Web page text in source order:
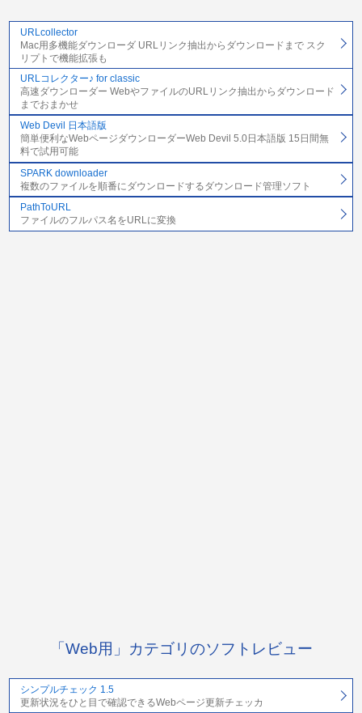
URLcollector
Mac用多機能ダウンローダ URLリンク抽出からダウンロードまで スク
リプトで機能拡張も
URLコレクター♪ for classic
高速ダウンローダー WebやファイルのURLリンク抽出からダウンロード
までおまかせ
Web Devil 日本語版
簡単便利なWebページダウンローダーWeb Devil 5.0日本語版 15日間無
料で試用可能
SPARK downloader
複数のファイルを順番にダウンロードするダウンロード管理ソフト
PathToURL
ファイルのフルパス名をURLに変換
「Web用」カテゴリのソフトレビュー
シンプルチェック 1.5
更新状況をひと目で確認できるWebページ更新チェッカ